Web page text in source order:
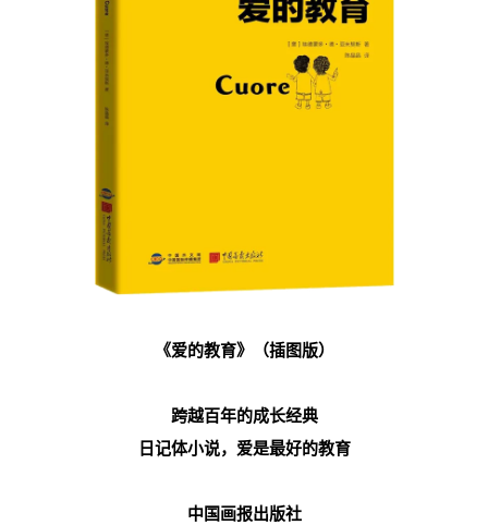
《爱的教育》（插图版）
跨越百年的成长经典
日记体小说，爱是最好的教育
中国画报出版社